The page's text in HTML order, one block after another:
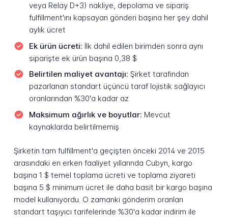
veya Relay D+3) nakliye, depolama ve sipariş
fulfillment'ını kapsayan gönderi başına her şey dahil
aylık ücret
Ek ürün ücreti: İlk dahil edilen birimden sonra aynı
siparişte ek ürün başına 0,38 $
Belirtilen maliyet avantajı: Şirket tarafından
pazarlanan standart üçüncü taraf lojistik sağlayıcı
oranlarından %30'a kadar az
Maksimum ağırlık ve boyutlar: Mevcut
kaynaklarda belirtilmemiş
Şirketin tam fulfillment'a geçişten önceki 2014 ve 2015
arasındaki en erken faaliyet yıllarında Cubyn, kargo
başına 1 $ temel toplama ücreti ve toplama ziyareti
başına 5 $ minimum ücret ile daha basit bir kargo başına
model kullanıyordu. O zamanki gönderim oranları
standart taşıyıcı tarifelerinde %30'a kadar indirim ile